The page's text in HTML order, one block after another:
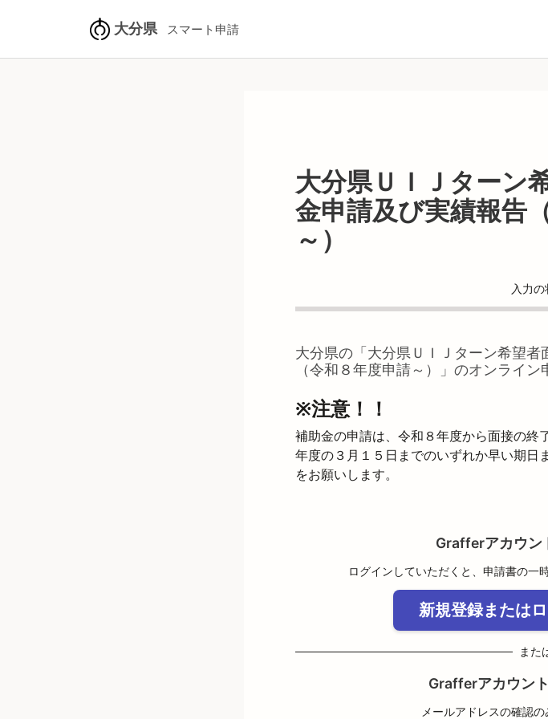
大分県 スマート申請
大分県ＵＩＪターン
金申請及び実績報告
～）
入力の
大分県の「 大分県ＵＩＪターン希望
（令和８年度申請～）
」のオンライン
※注意！！
補助金の申請は、令和８年度から面接の終
年度の３月１５日までのいずれか早い期日
をお願いします。
Grafferアカウン
ログインしていただくと、申請書の一
新規登録または
また
Grafferアカウン
メールアドレスの確認の